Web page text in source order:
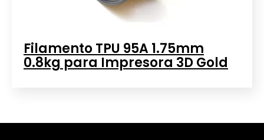
Filamento TPU 95A 1.75mm
0.8kg para Impresora 3D Gold